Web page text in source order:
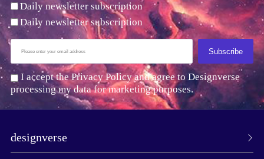
Daily newsletter subscription
Daily newsletter subscription
Subscribe
I accept the Privacy Policy and agree to Designverse
processing my data for marketing purposes.
designverse